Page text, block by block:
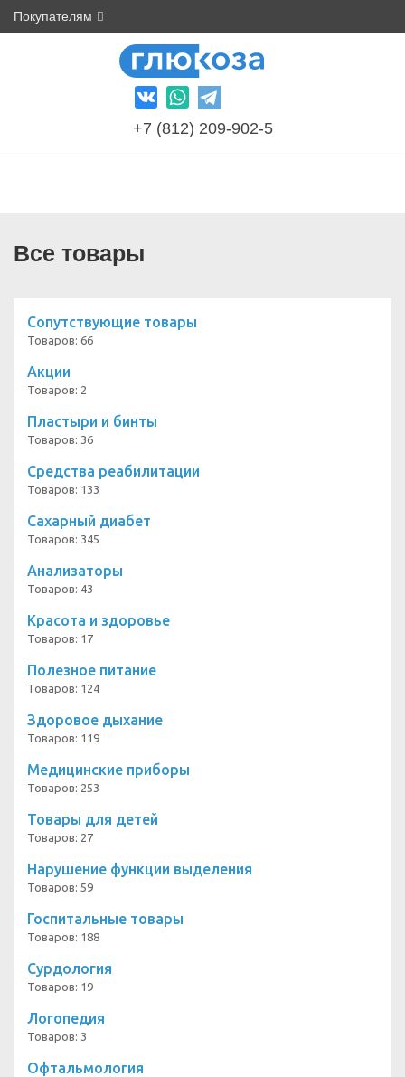
Покупателям
+7 (812) 209-902-5
Все товары
Сопутствующие товары
Товаров: 66
Акции
Товаров: 2
Пластыри и бинты
Товаров: 36
Средства реабилитации
Товаров: 133
Сахарный диабет
Товаров: 345
Анализаторы
Товаров: 43
Красота и здоровье
Товаров: 17
Полезное питание
Товаров: 124
Здоровое дыхание
Товаров: 119
Медицинские приборы
Товаров: 253
Товары для детей
Товаров: 27
Нарушение функции выделения
Товаров: 59
Госпитальные товары
Товаров: 188
Сурдология
Товаров: 19
Логопедия
Товаров: 3
Офтальмология